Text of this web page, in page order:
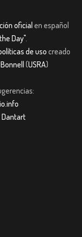
oficial en español
Day".
de uso creado
(USRA)
Dantart